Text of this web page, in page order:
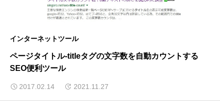
インターネットツール
ページタイトル-titleタグの文字数を自動カウントする
SEO便利ツール
2017.02.14 2021.11.27